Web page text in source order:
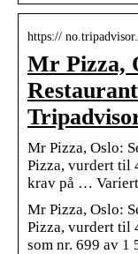
https://
Mr Pizza,
Mr Pizza, Oslo:
Pizza, vurdert til
krav på …
Mr Pizza, Oslo:
Pizza, vurdert til
som nr. 699 av 1